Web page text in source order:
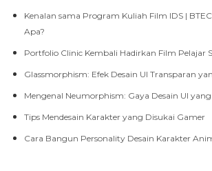
Kenalan sama Program Kuliah Film IDS |
Apa?
Portfolio Clinic Kembali Hadirkan Film Pelajar
Glassmorphism: Efek Desain UI Transparan
Mengenal Neumorphism: Gaya Desain UI
Tips Mendesain Karakter yang Disukai Gamer
Cara Bangun Personality Desain Karakter